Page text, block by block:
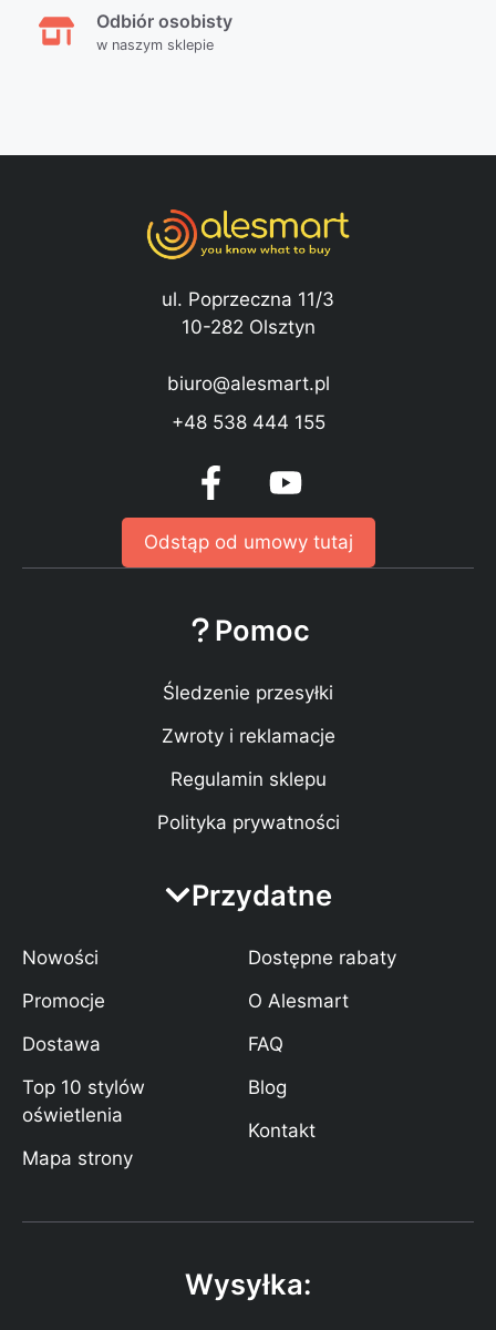
Odbiór osobisty
w naszym sklepie
ul. Poprzeczna 11/3
10-282 Olsztyn
biuro@alesmart.pl
+48 538 444 155
Odstąp od umowy tutaj
Pomoc
Śledzenie przesyłki
Zwroty i reklamacje
Regulamin sklepu
Polityka prywatności
Przydatne
Nowości
Promocje
Dostawa
Top 10 stylów
oświetlenia
Mapa strony
Dostępne rabaty
O Alesmart
FAQ
Blog
Kontakt
Wysyłka: